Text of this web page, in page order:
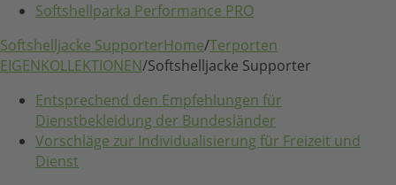
Softshellparka Performance PRO
Softshelljacke SupporterHome/Terporten
EIGENKOLLEKTIONEN/Softshelljacke Supporter
Entsprechend den Empfehlungen für
Dienstbekleidung der Bundesländer
Vorschläge zur Individualisierung für Freizeit und
Dienst